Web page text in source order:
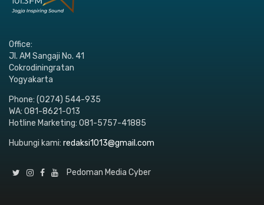
Office:
Jl. AM Sangaji No. 41
Cokrodiningratan
Yogyakarta
Phone: (0274) 544-935
WA: 081-8621-013
Hotline Marketing: 081-5757-41885
Hubungi kami: redaksi1013@gmail.com
Pedoman Media Cyber